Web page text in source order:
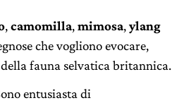
,camomilla,mimosa,ylang
che vogliono evocare,
fauna selvatica britannica.
entusiasta di